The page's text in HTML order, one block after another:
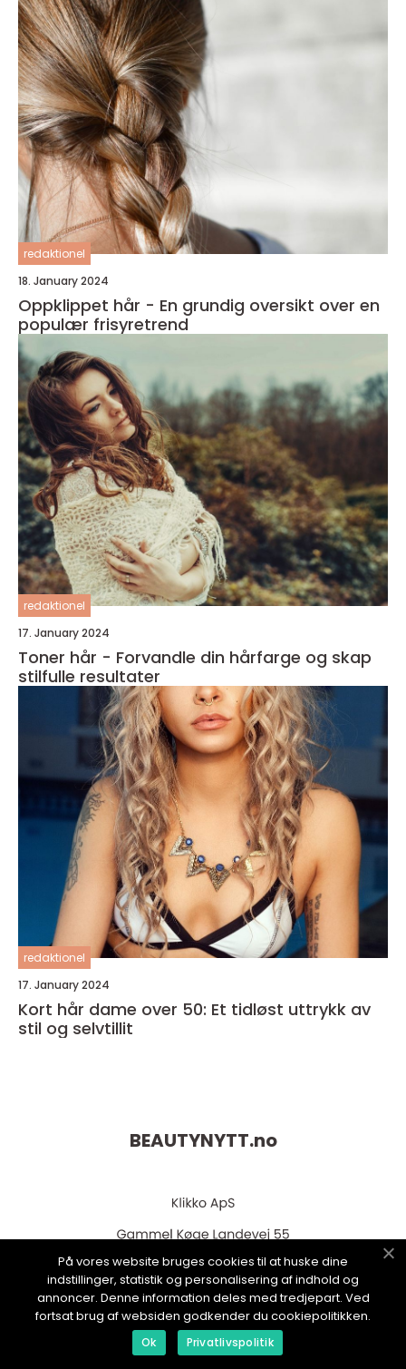
redaktionel
18. January 2024
Oppklippet hår - En grundig oversikt over en
populær frisyretrend
redaktionel
17. January 2024
Toner hår - Forvandle din hårfarge og skap
stilfulle resultater
redaktionel
17. January 2024
Kort hår dame over 50: Et tidløst uttrykk av
stil og selvtillit
BEAUTYNYTT.no
web:www.klikko.dk
På vores website bruges cookies til at huske dine
indstillinger, statistik og personalisering af indhold og
annoncer. Denne information deles med tredjepart. Ved
fortsat brug af websiden godkender du cookiepolitikken.
Ok Privatlivspolitik